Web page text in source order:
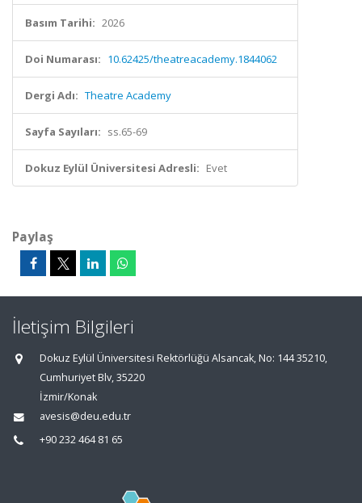
Basım Tarihi: 2026
Doi Numarası: 10.62425/theatreacademy.1844062
Dergi Adı: Theatre Academy
Sayfa Sayıları: ss.65-69
Dokuz Eylül Üniversitesi Adresli: Evet
Paylaş
İletişim Bilgileri
Dokuz Eylül Üniversitesi Rektörlüğü Alsancak, No: 144 35210,
Cumhuriyet Blv, 35220
İzmir/Konak
avesis@deu.edu.tr
+90 232 464 81 65